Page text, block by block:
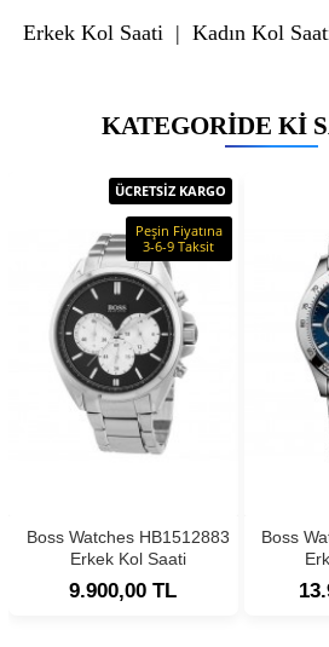
Erkek Kol Saati | Kadın Kol
KATEGORIDE KI
ÜCRETSİZ KARGO
Peşin Fiyatına
3-6-9 Taksit
Boss Watches HB1512883
Erkek Kol Saati
9.900,00 TL
Boss